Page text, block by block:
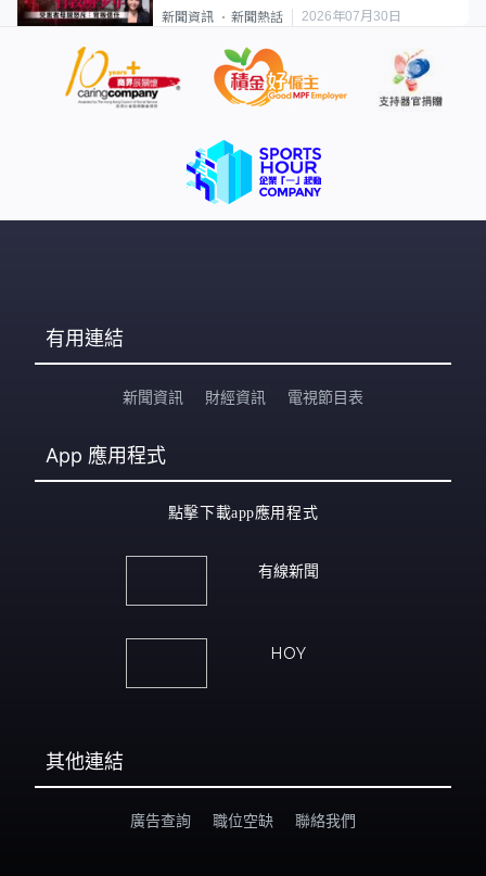
要保護其他人
新聞資訊 新聞熱話 2026年07月30日
有用連結
新聞資訊 財經資訊 電視節目表
App 應用程式
點擊下載app應用程式
有線新聞
HOY
其他連結
廣告查詢 職位空缺 聯絡我們